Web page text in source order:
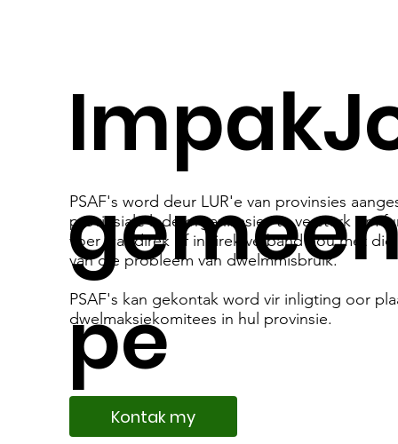
Impak
pe
PSAF's word deur LUR'e van provinsies
provinsiale lede organisasies te versterk om
voer wat direk of indirek verband hou met die
van die probleem van dwelmmisbruik.
PSAF's kan gekontak word vir inligting oor
dwelmaksiekomitees in hul provinsie.
Kontak my